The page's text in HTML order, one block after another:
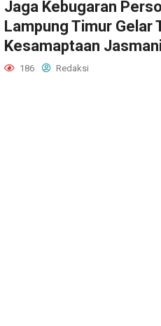
Jaga Kebugaran
Lampung Timur Gelar
Kesamaptaan Jasmani
186 Redaksi